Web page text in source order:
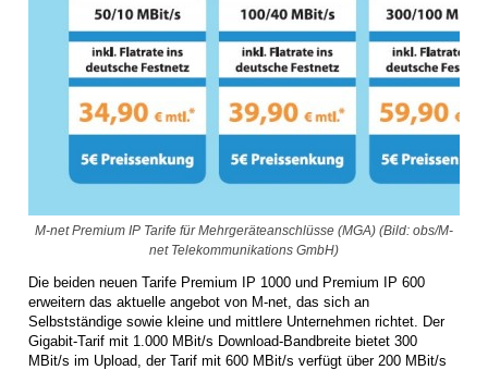
M-net Premium IP Tarife für Mehrgeräteanschlüsse (MGA) (Bild: obs/M-
net Telekommunikations GmbH)
Die beiden neuen Tarife Premium IP 1000 und Premium IP 600
erweitern das aktuelle angebot von M-net, das sich an
Selbstständige sowie kleine und mittlere Unternehmen richtet. Der
Gigabit-Tarif mit 1.000 MBit/s Download-Bandbreite bietet 300
MBit/s im Upload, der Tarif mit 600 MBit/s verfügt über 200 MBit/s